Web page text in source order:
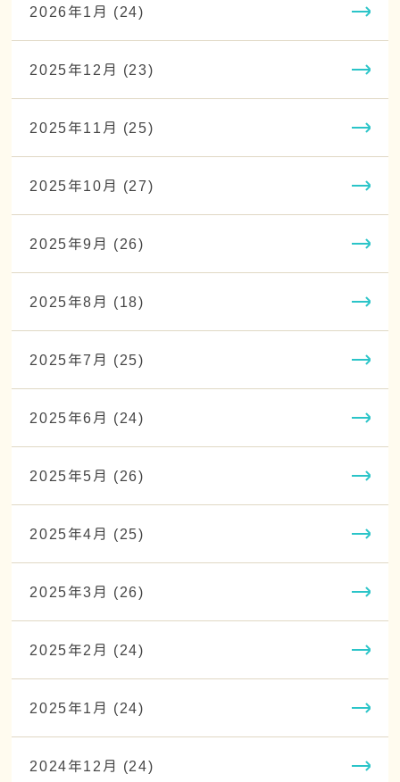
2026年1月 (24)
2025年12月 (23)
2025年11月 (25)
2025年10月 (27)
2025年9月 (26)
2025年8月 (18)
2025年7月 (25)
2025年6月 (24)
2025年5月 (26)
2025年4月 (25)
2025年3月 (26)
2025年2月 (24)
2025年1月 (24)
2024年12月 (24)